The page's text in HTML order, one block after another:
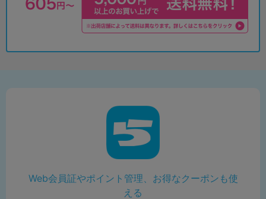
Web会員証やポイント管理、お得なクーポンも使
える